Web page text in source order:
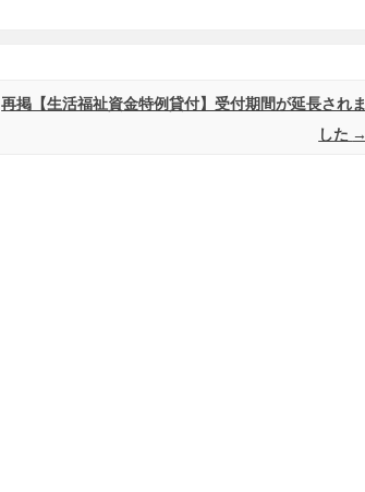
再掲【生活福祉資金特例貸付】受付期間が延長されま
した →